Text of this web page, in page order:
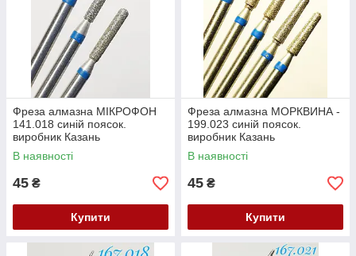
Фреза алмазна МІКРОФОН
141.018 синій поясок.
виробник Казань
(104.141.524.018) Залишок
В наявності
45 ₴
Купити
Фреза алмазна МОРКВИНА -
199.023 синій поясок.
виробник Казань
(104.199.516.023) Залишок
В наявності
45 ₴
Купити